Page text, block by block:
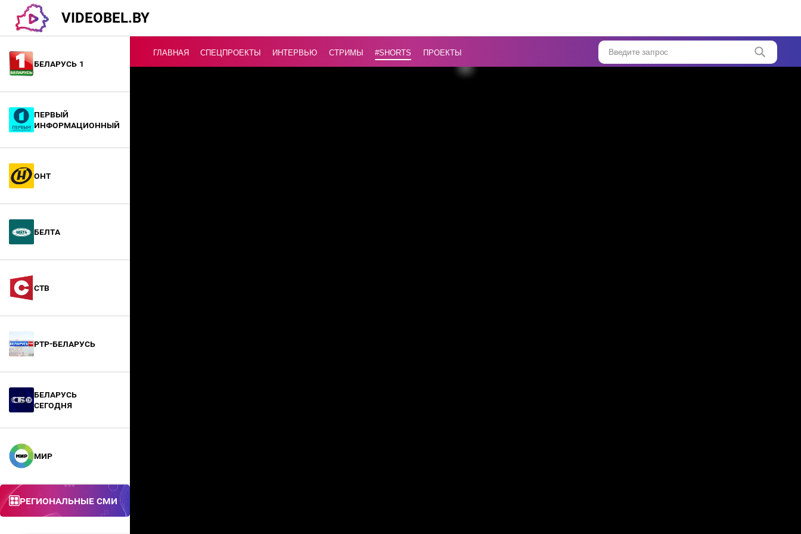
VIDEOBEL.BY
Беларусь 1
Первый
информационный
ОНТ
БелТА
СТВ
РТР-Беларусь
БЕЛАРУСЬ
СЕГОДНЯ
МИР
Региональные СМИ
ГЛАВНАЯ СПЕЦПРОЕКТЫ ИНТЕРВЬЮ СТРИМЫ #Shorts ПРОЕКТЫ Введите запрос
священников...